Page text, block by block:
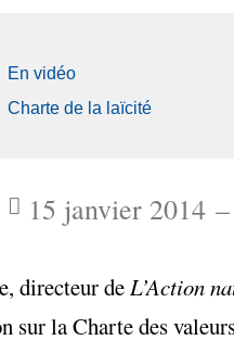
En vidéo
Charte de la laïcité
15 janvier 2014
directeur deL’Action
sur la Charte des